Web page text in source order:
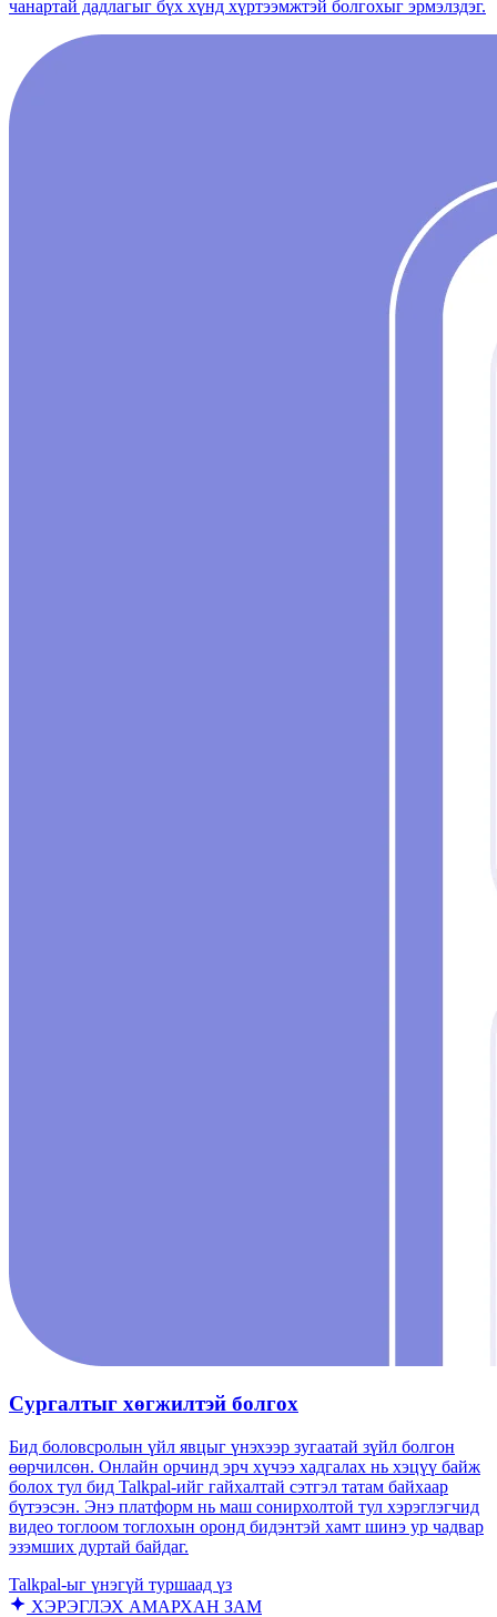
чанартай дадлагыг бүх хүнд хүртээмжтэй болгохыг эрмэлздэг.
Сургалтыг хөгжилтэй болгох
Бид боловсролын үйл явцыг үнэхээр зугаатай зүйл болгон
өөрчилсөн. Онлайн орчинд эрч хүчээ хадгалах нь хэцүү байж
болох тул бид Talkpal-ийг гайхалтай сэтгэл татам байхаар
бүтээсэн. Энэ платформ нь маш сонирхолтой тул хэрэглэгчид
видео тоглоом тоглохын оронд бидэнтэй хамт шинэ ур чадвар
эзэмших дуртай байдаг.
Talkpal-ыг үнэгүй туршаад үз
ХЭРЭГЛЭХ АМАРХАН ЗАМ